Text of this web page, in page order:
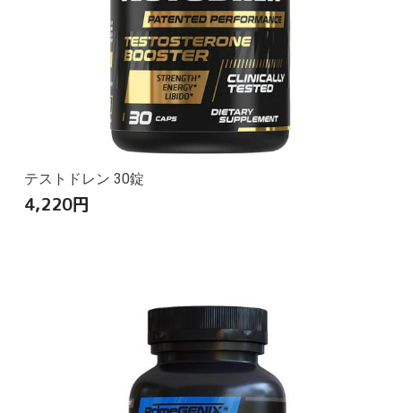
テストドレン 30錠
4,220円